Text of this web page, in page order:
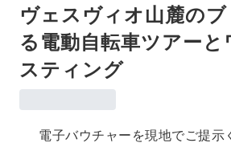
ヴェスヴィオ山麓の
る電動自転車ツアーと
スティング
電子バウチャーを現地でご提示